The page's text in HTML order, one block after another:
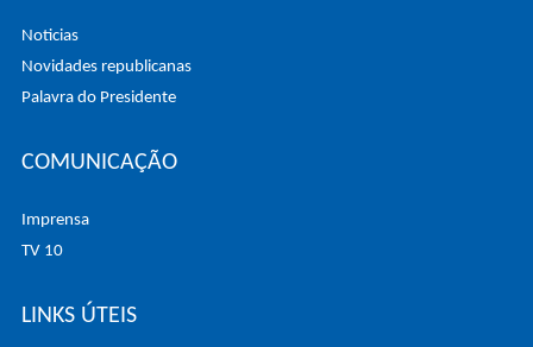
Noticias
Novidades republicanas
Palavra do Presidente
COMUNICAÇÃO
Imprensa
TV 10
LINKS ÚTEIS